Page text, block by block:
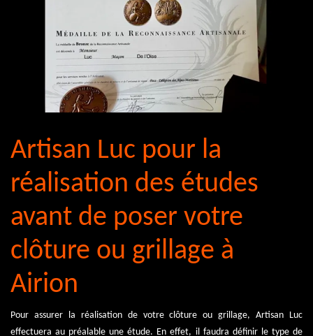
Artisan Luc pour la
réalisation des études
avant de poser votre
clôture ou grillage à
Airion
Pour assurer la réalisation de votre clôture ou grillage, Artisan Luc
effectuera au préalable une étude. En effet, il faudra définir le type de